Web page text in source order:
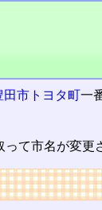
田市 トヨタ町一
って市名が変更